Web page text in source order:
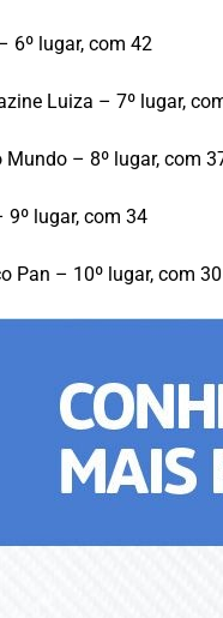
6º lugar, com 42
Luiza – 7º lugar,
Mundo – 8º lugar, com
9º lugar, com 34
Pan – 10º lugar, com 30